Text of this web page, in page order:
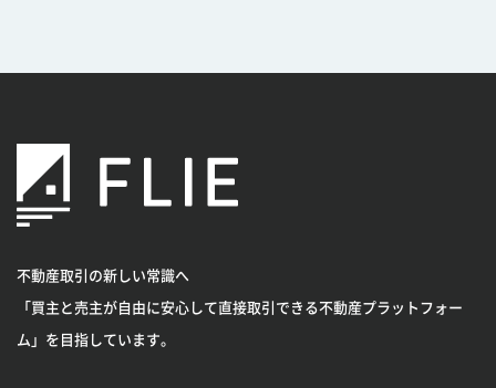
不動産取引の新しい常識へ
「買主と売主が自由に安心して直接取引できる不動産プラットフォー
ム」を目指しています。